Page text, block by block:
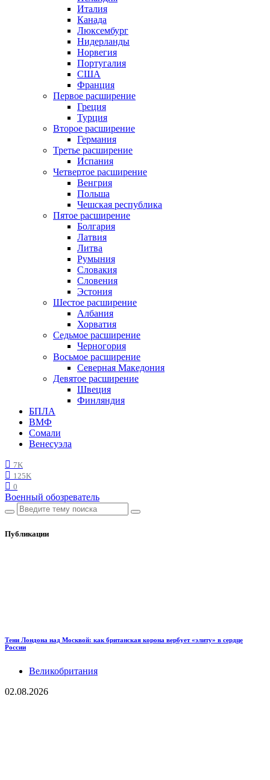
Италия
Канада
Люксембург
Нидерланды
Норвегия
Португалия
США
Франция
Первое расширение
Греция
Турция
Второе расширение
Германия
Третье расширение
Испания
Четвертое расширение
Венгрия
Польша
Чешская республика
Пятое расширение
Болгария
Латвия
Литва
Румыния
Словакия
Словения
Эстония
Шестое расширение
Албания
Хорватия
Седьмое расширение
Черногория
Восьмое расширение
Северная Македония
Девятое расширение
Швеция
Финляндия
БПЛА
ВМФ
Сомали
Венесуэла
7K
125K
0
Военный обозреватель
Публикации
Тени Лондона над Москвой: как британская корона вербует «элиту» в сердце
России
Великобритания
02.08.2026